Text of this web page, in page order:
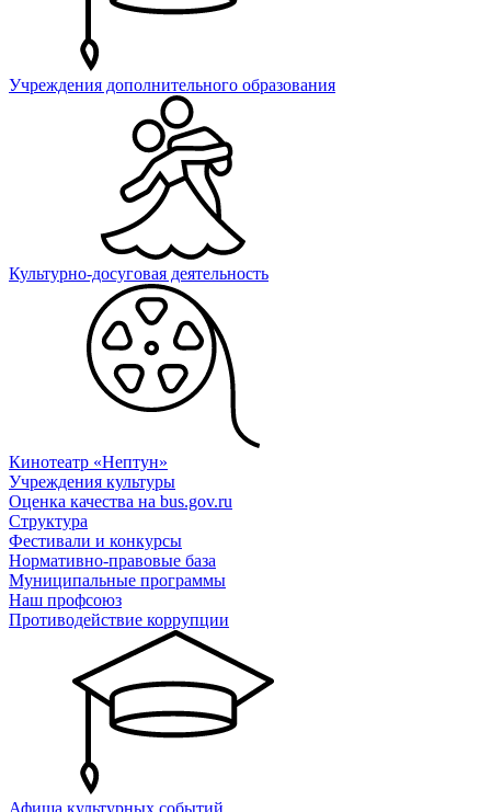
Учреждения дополнительного образования
Культурно-досуговая деятельность
Кинотеатр «Нептун»
Учреждения культуры
Оценка качества на bus.gov.ru
Структура
Фестивали и конкурсы
Нормативно-правовые база
Муниципальные программы
Наш профсоюз
Противодействие коррупции
Афиша культурных событий